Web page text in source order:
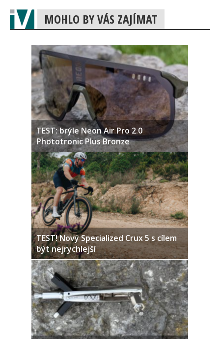
MOHLO BY VÁS ZAJÍMAT
TEST: brýle Neon Air Pro 2.0
Phototronic Plus Bronze
TEST! Nový Specialized Crux 5 s cílem
být nejrychlejší